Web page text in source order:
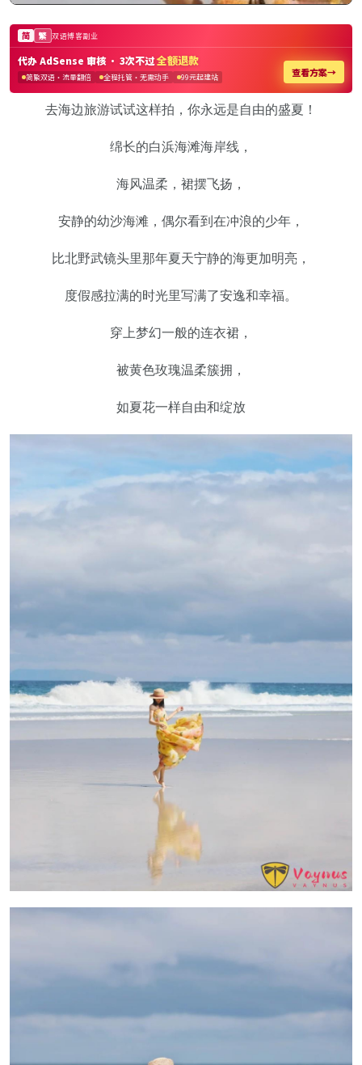
去海边旅游试试这样拍，你永远是自由的盛夏！
绵长的白浜海滩海岸线，
海风温柔，裙摆飞扬，
安静的幼沙海滩，偶尔看到在冲浪的少年，
比北野武镜头里那年夏天宁静的海更加明亮，
度假感拉满的时光里写满了安逸和幸福。
穿上梦幻一般的连衣裙，
被黄色玫瑰温柔簇拥，
如夏花一样自由和绽放